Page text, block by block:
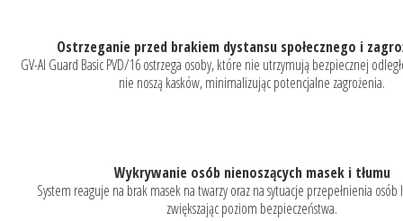
Ostrzeganie przed brakiem dystansu społecznego i
GV-AI Guard Basic PVD/16 ostrzega osoby, które nie utrzymują bezpiecznej
nie noszą kasków, minimalizując potencjalne zagrożenia.
Wykrywanie osób nienoszących masek i tłumu
System reaguje na brak masek na twarzy oraz na sytuacje przepełnienia
zwiększając poziom bezpieczeństwa.